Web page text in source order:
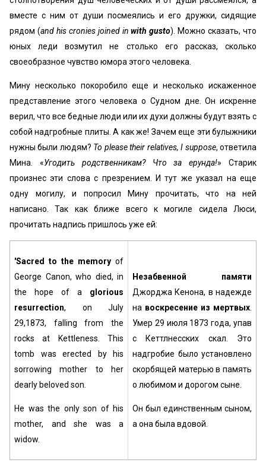
вместе с ним от души посмеялись и его дружки, сидящие
рядом (and his cronies joined inwith gusto). Можно сказать, что
юных леди возмутил не столько его рассказ, сколько
своеобразное чувство юмора этого человека.
Мину несколько покоробило еще и несколько искаженное
представление этого человека о Судном дне. Он искренне
верил, что все бедные люди или их духи должны будут взять с
собой надгробные плиты. А как же! Зачем еще эти булыжники
нужны были людям? To please their relatives, I suppose, ответила
Мина. «Угодить родственникам? Что за ерунда!» Старик
произнес эти слова с презрением. И тут же указал на еще
одну могилу, и попросил Мину прочитать, что на ней
написано. Так как ближе всего к могиле сидела Люси,
прочитать надпись пришлось уже ей:
'Sacred to the memory of
George Canon, who died, in
the hope of a glorious
resurrection, on July
29,1873, falling from the
rocks at Kettleness. This
tomb was erected by his
sorrowing mother to her
dearly beloved son.
He was the only son of his
mother, and she was a
widow.
Незабвенной памяти
Джорджа Кенона, в надежде
на воскресение из мертвых
Умер 29 июля 1873 года, упав
с Кеттлнесских скал. Это
надгробие было установлено
скорбящей матерью в память
о любимом и дорогом сыне.
Он был единственным сыном,
а она была вдовой.